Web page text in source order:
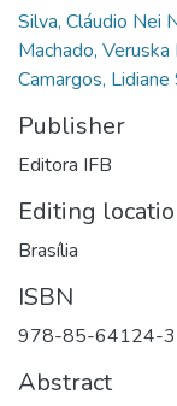
Silva, Cláudio Nei
Machado, Veruska
Camargos,
Publisher
Editora IFB
Editing
Brasília
ISBN
978-85-64124-
Abstract